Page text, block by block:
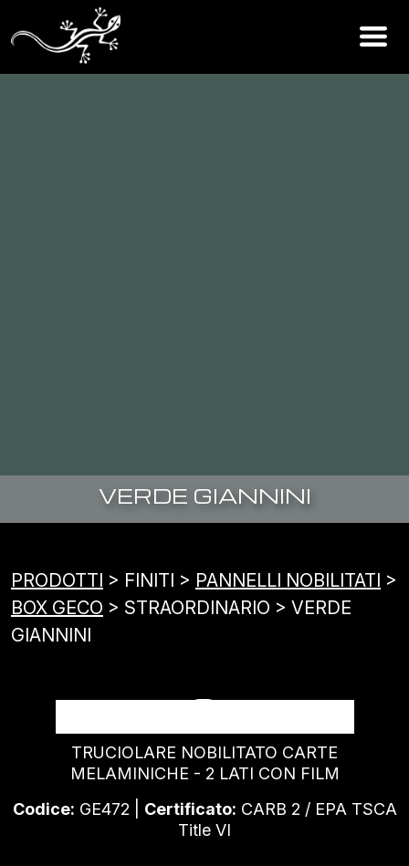
VERDE GIANNINI
PRODOTTI > FINITI > PANNELLI NOBILITATI >
BOX GECO > STRAORDINARIO > VERDE
GIANNINI
VERDE GIANNINI
TRUCIOLARE NOBILITATO CARTE
MELAMINICHE - 2 LATI CON FILM
Codice: GE472 | Certificato: CARB 2 / EPA TSCA
Title VI